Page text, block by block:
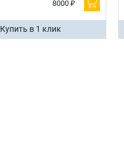
8000 ₽
Купить в 1 клик